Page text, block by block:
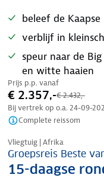
beleef de
verblijf in
speur naar de
en witte haaien
Prijs p.p. vanaf
€ 2.357,-€ 2.432,-
Bij vertrek op o.a. 24-09-
Complete reissom
Tijdelijk in prijs
Vliegtuig | Afrika
Groepsreis Beste
15-daagse